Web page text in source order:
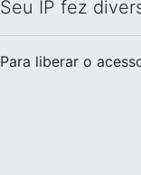
Seu IP fez
Para liberar o